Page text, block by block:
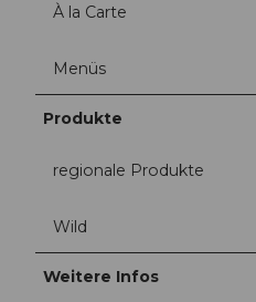
À la Carte
Menüs
Produkte
regionale Produkte
Wild
Weitere Infos